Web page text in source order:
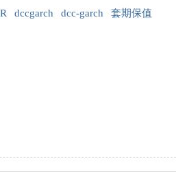
dccgarch dcc-garch 套期保值